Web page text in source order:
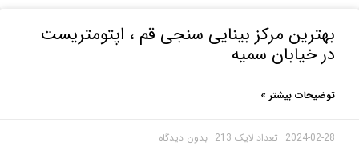
مرکز بینایی سنجی قم ، اپتومتریست
سمیه
بیشتر »
2024- بدون دیدگاه